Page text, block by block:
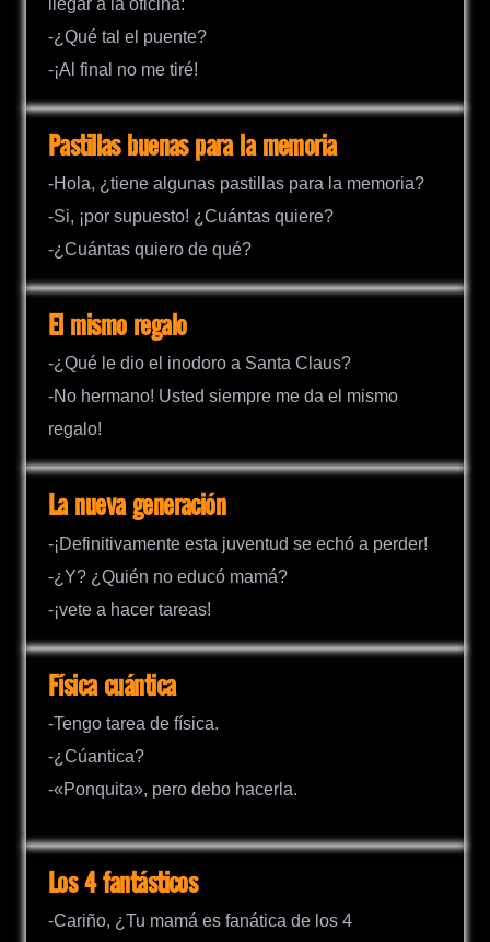
llegar a la oficina:
-¿Qué tal el puente?
-¡Al final no me tiré!
Pastillas buenas para la memoria
-Hola, ¿tiene algunas pastillas para la memoria?
-Si, ¡por supuesto! ¿Cuántas quiere?
-¿Cuántas quiero de qué?
El mismo regalo
-¿Qué le dio el inodoro a Santa Claus?
-No hermano! Usted siempre me da el mismo
regalo!
La nueva generación
-¡Definitivamente esta juventud se echó a perder!
-¿Y? ¿Quién no educó mamá?
-¡vete a hacer tareas!
Física cuántica
-Tengo tarea de física.
-¿Cúantica?
-«Ponquita», pero debo hacerla.
Los 4 fantásticos
-Cariño, ¿Tu mamá es fanática de los 4